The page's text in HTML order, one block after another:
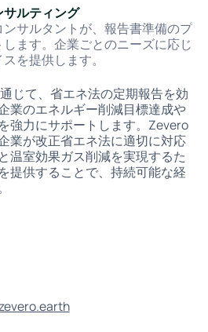
ルティング
サルタントが、報告書準備のプ
ます。企業ごとのニーズに応じ
を提供します。
じて、省エネ法の定期報告を効
業のエネルギー削減目標達成や
強力にサポートします。Zevero
業が改正省エネ法に適切に対応
温室効果ガス削減を実現するた
提供することで、持続可能な経